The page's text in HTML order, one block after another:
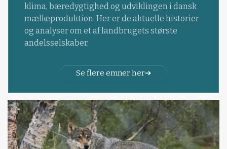
klima, bæredygtighed og udviklingen i dansk
mælkeproduktion. Her er de aktuelle historier
og analyser om et af landbrugets største
andelsselskaber.
Se flere emner her